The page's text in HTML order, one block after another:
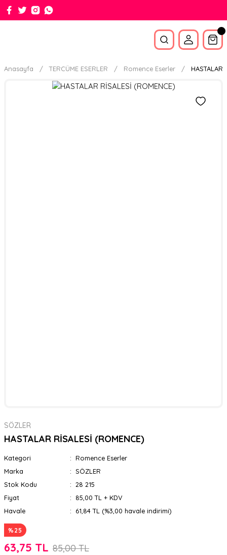
Anasayfa TERCÜME ESERLER Romence Eserler HASTALAR
SÖZLER
HASTALAR RİSALESİ (ROMENCE)
Kategori
Romence Eserler
Marka
SÖZLER
Stok Kodu
28 215
Fiyat
85,00 TL + KDV
Havale
61,84 TL (%3,00 havale indirimi)
%25
63,75 TL 85,00 TL